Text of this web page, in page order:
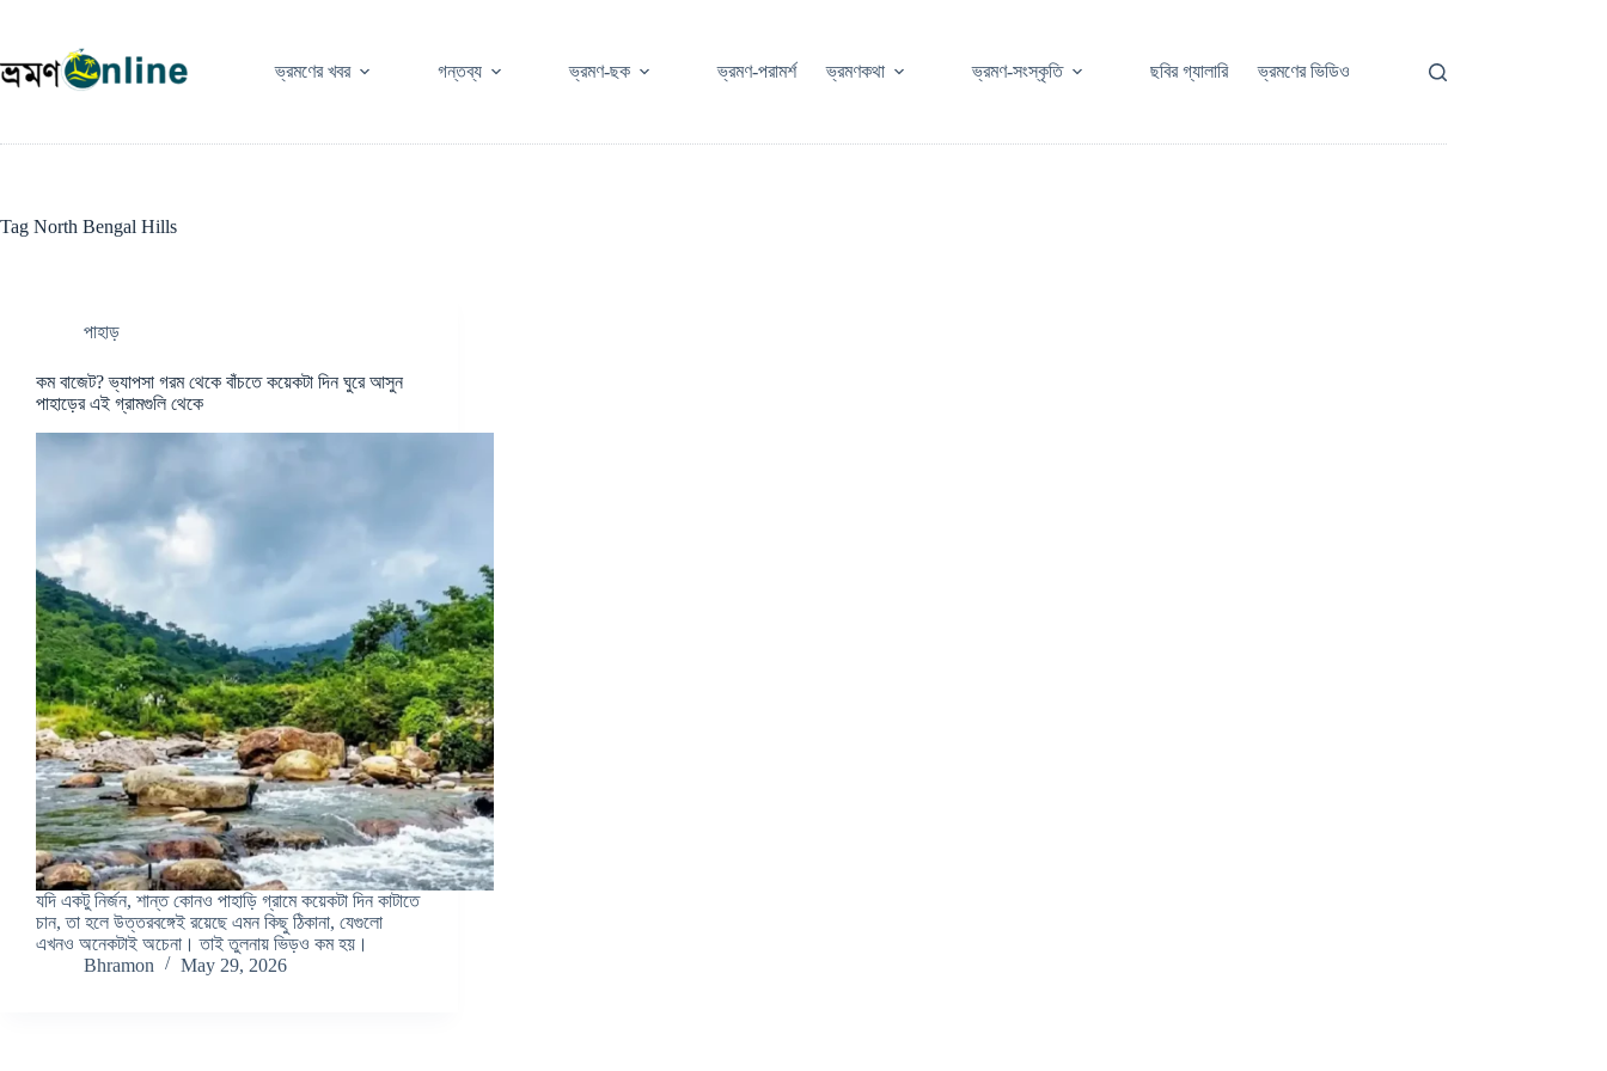
ভ্রমণের খবর
গন্তব্য ভ্রমণ-ছক ভ্রমণ-পরামর্শ ভ্রমণকথা ভ্রমণ-সংস্কৃতি ছবির গ্যালারি ভ্রমণের ভিডিও
Tag North Bengal Hills
পাহাড়
কম বাজেট? ভ্যাপসা গরম থেকে বাঁচতে কয়েকটা দিন ঘুরে আসুন
পাহাড়ের এই গ্রামগুলি থেকে
যদি একটু নির্জন, শান্ত কোনও পাহাড়ি গ্রামে কয়েকটা দিন কাটাতে
চান, তা হলে উত্তরবঙ্গেই রয়েছে এমন কিছু ঠিকানা, যেগুলো
এখনও অনেকটাই অচেনা। তাই তুলনায় ভিড়ও কম হয়।
Bhramon
May 29, 2026